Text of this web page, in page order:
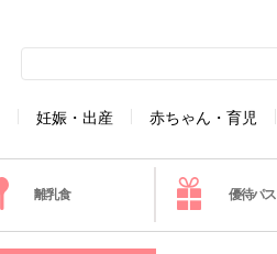
妊娠・出産 赤ちゃん・育児
離乳食 優待パス